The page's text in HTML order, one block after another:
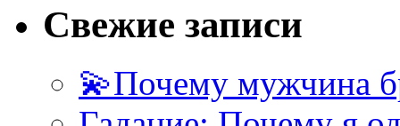
Свежие записи
💫Почему мужчина